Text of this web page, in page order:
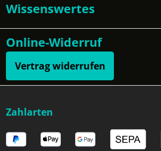
Wissenswertes
Online-Widerruf
Vertrag widerrufen
Zahlarten